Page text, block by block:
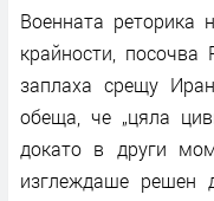
Военната
крайности, посочва
заплаха срещу
обеща, че „цяла
докато в други
изглеждаше решен